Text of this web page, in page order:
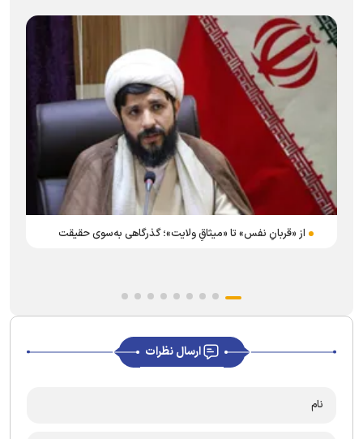
از «قربانِ نفس» تا «میثاقِ ولایت»؛ گذرگاهی به‌سوی حقیقت
ارسال نظرات